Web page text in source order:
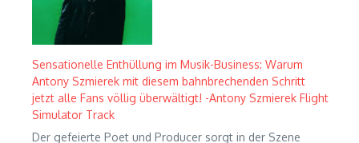
Sensationelle Enthüllung im Musik-Business: Warum
Antony Szmierek mit diesem bahnbrechenden Schritt
jetzt alle Fans völlig überwältigt! -Antony Szmierek Flight
Simulator Track
Der gefeierte Poet und Producer sorgt in der Szene